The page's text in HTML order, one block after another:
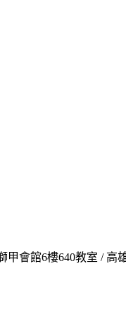
會館6樓640教室 / 高